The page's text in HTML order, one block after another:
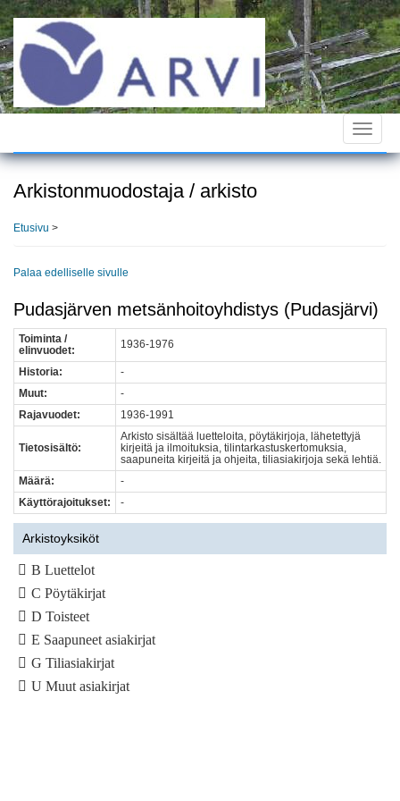
Hyppää
pääsisältöön
Toggle
Arkistonmuodostaja / arkisto
Etusivu >
Palaa edelliselle sivulle
Pudasjärven metsänhoitoyhdistys (Pudasjärvi)
Toiminta /
elinvuodet:
1936-1976
Historia:
-
Muut:
-
Rajavuodet:
1936-1991
Tietosisältö:
Arkisto sisältää luetteloita, pöytäkirjoja, lähetettyjä
kirjeitä ja ilmoituksia, tilintarkastuskertomuksia,
saapuneita kirjeitä ja ohjeita, tiliasiakirjoja sekä lehtiä.
Määrä:
-
Käyttörajoitukset:
-
Arkistoyksiköt
B Luettelot
C Pöytäkirjat
D Toisteet
E Saapuneet asiakirjat
G Tiliasiakirjat
U Muut asiakirjat